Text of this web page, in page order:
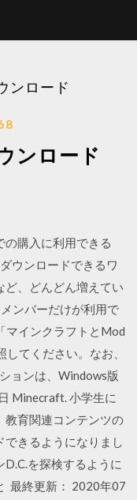
ンロード
ンロード
の購入に利用できる
ウンロードできるワ
ど、どんどん増えてい
ンバーだけが利用で
マインクラフトとMod
てください。なお、
ョンは、Windows版
Minecraft. 小学生に
教育関連コンテンツの
できるようになりまし
を探検するように
最終更新： 2020年07